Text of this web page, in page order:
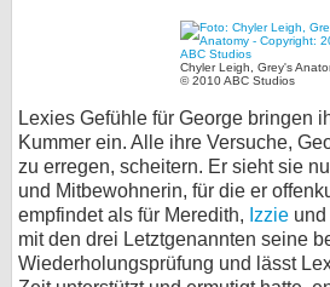
Chyler Leigh, Grey's
© 2010 ABC Studios
Lexies Gefühle für George bringen
Kummer ein. Alle ihre Versuche,
zu erregen, scheitern. Er sieht sie
und Mitbewohnerin, für die er
empfindet als für Meredith, Izzie
mit den drei Letztgenannten seine
Wiederholungsprüfung und lässt